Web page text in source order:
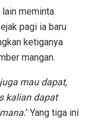
lain meminta
pagi ia baru
ketiganya
mangan.
mau dapat,
kalian dapat
’ Yang tiga ini